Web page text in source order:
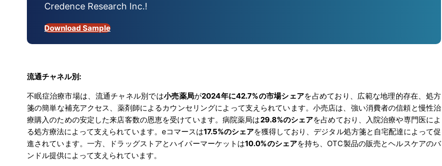
Credence Research Inc.!
Download Sample
流通チャネル別:
不眠症治療市場は、流通チャネル別では小売薬局が2024年に42.7%の市場シェアを占めており、広範な地理的存在、処方
箋の簡単な補充アクセス、薬剤師によるカウンセリングによって支えられています。小売店は、強い消費者の信頼と慢性治
療購入のための安定した来店客数の恩恵を受けています。病院薬局は29.8%のシェアを占めており、入院治療や専門医によ
る処方療法によって支えられています。eコマースは17.5%のシェアを獲得しており、デジタル処方箋と自宅配達によって促
進されています。一方、ドラッグストアとハイパーマーケットは10.0%のシェアを持ち、OTC製品の販売とヘルスケアのバ
ンドル提供によって支えられています。